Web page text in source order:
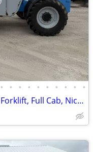
• • • • • • • • • •
2008 Genie GTH-636 Telehandler Forklift, Full Cab, Nice Machine!